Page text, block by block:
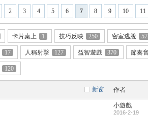
索
2 3 4 5 6 7 8 9 10 11
卡片桌上 1 技巧反映 250 密室逃脫 57
17 人稱射擊 127 益智遊戲 370 節奏
120
新窗 作者
小遊戲
2016-2-19